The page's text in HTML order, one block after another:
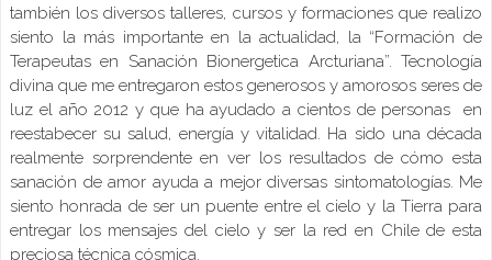
también los diversos talleres, cursos y formaciones que realizo
siento la más importante en la actualidad, la “Formación de
Terapeutas en Sanación Bionergetica Arcturiana”. Tecnología
divina que me entregaron estos generosos y amorosos seres de
luz el año 2012 y que ha ayudado a cientos de personas en
reestabecer su salud, energía y vitalidad. Ha sido una década
realmente sorprendente en ver los resultados de cómo esta
sanación de amor ayuda a mejor diversas sintomatologías. Me
siento honrada de ser un puente entre el cielo y la Tierra para
entregar los mensajes del cielo y ser la red en Chile de esta
preciosa técnica cósmica.